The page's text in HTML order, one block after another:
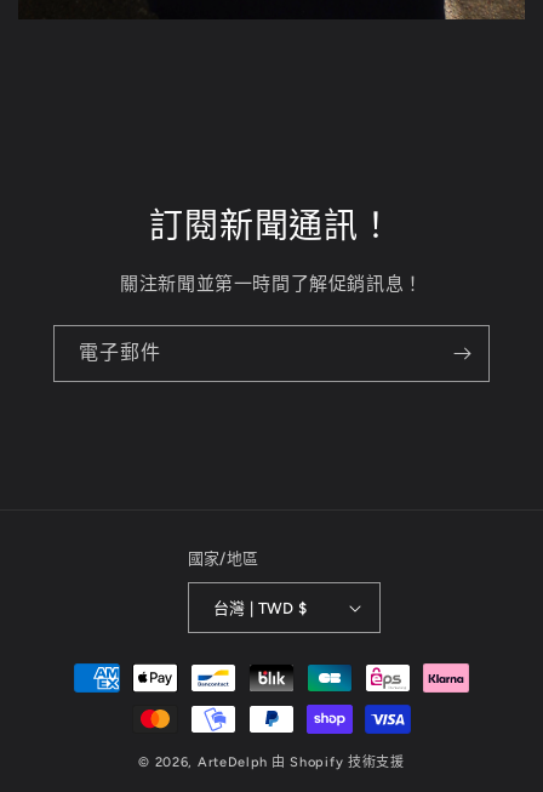
訂閱新聞通訊！
關注新聞並第一時間了解促銷訊息！
電子郵件
國家/地區
台灣 | TWD $
© 2026, ArteDelph 由 Shopify 技術支援